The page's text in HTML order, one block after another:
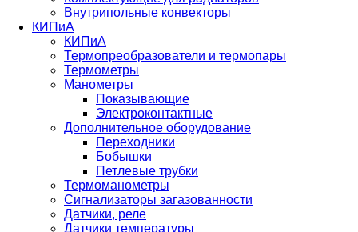
Внутрипольные конвекторы
КИПиА
КИПиА
Термопреобразователи и термопары
Термометры
Манометры
Показывающие
Электроконтактные
Дополнительное оборудование
Переходники
Бобышки
Петлевые трубки
Термоманометры
Сигнализаторы загазованности
Датчики, реле
Датчики температуры